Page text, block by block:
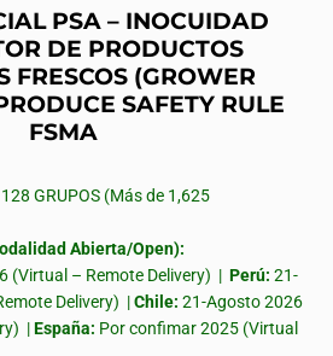
PSA – INOCUIDAD
DE PRODUCTOS
FRESCOS (GROWER
SAFETY RULE
FSMA
128 GRUPOS (Más de 1,625
Abierta/Open):
(Virtual – Remote Delivery) | Perú: 21-
Delivery) |Chile: 21-Agosto 2026
|España: Por confimar 2025 (Virtual